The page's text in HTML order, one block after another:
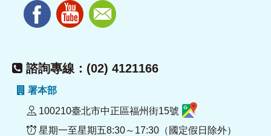
諮詢專線：(02) 4121166
署本部
100210臺北市中正區福州街15號
星期一至星期五8:30～17:30（國定假日除外）